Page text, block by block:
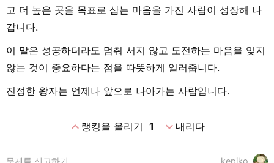
고 더 높은 곳을 목표로 삼는 마음을 가진 사람이 성장해 나
갑니다.
이 말은 성공하더라도 멈춰 서지 않고 도전하는 마음을 잊지
않는 것이 중요하다는 점을 따뜻하게 일러줍니다.
진정한 왕자는 언제나 앞으로 나아가는 사람입니다.
expand_less랭킹을 올리기 1 expand_more내리다